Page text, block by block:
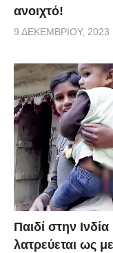
ανοιχτό!
9 ΔΕΚΕΜΒΡΊΟΥ, 2023
Παιδί στην
λατρεύεται ως